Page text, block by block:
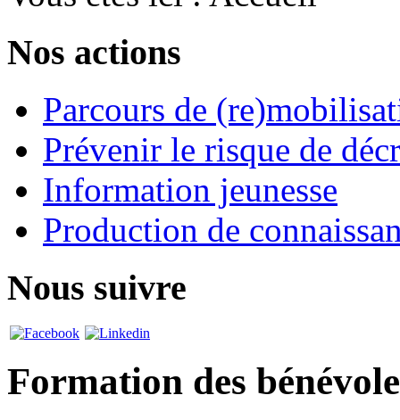
Nos actions
Parcours de
Prévenir le risque de
Information jeunesse
Production de
Nous suivre
Formation des